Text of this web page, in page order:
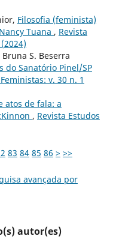
Filosofia (feminista)
Tuana , Revista
S. Beserra
do Sanatório Pinel/SP
v. 30 n. 1
atos de fala: a
, Revista Estudos
83 84 85 86 > >>
avançada por
autor(es)